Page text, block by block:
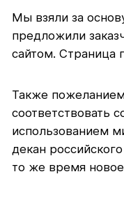
Мы взяли за
предложили
сайтом. Страница
Также
соответствовать
использованием
декан
то же время